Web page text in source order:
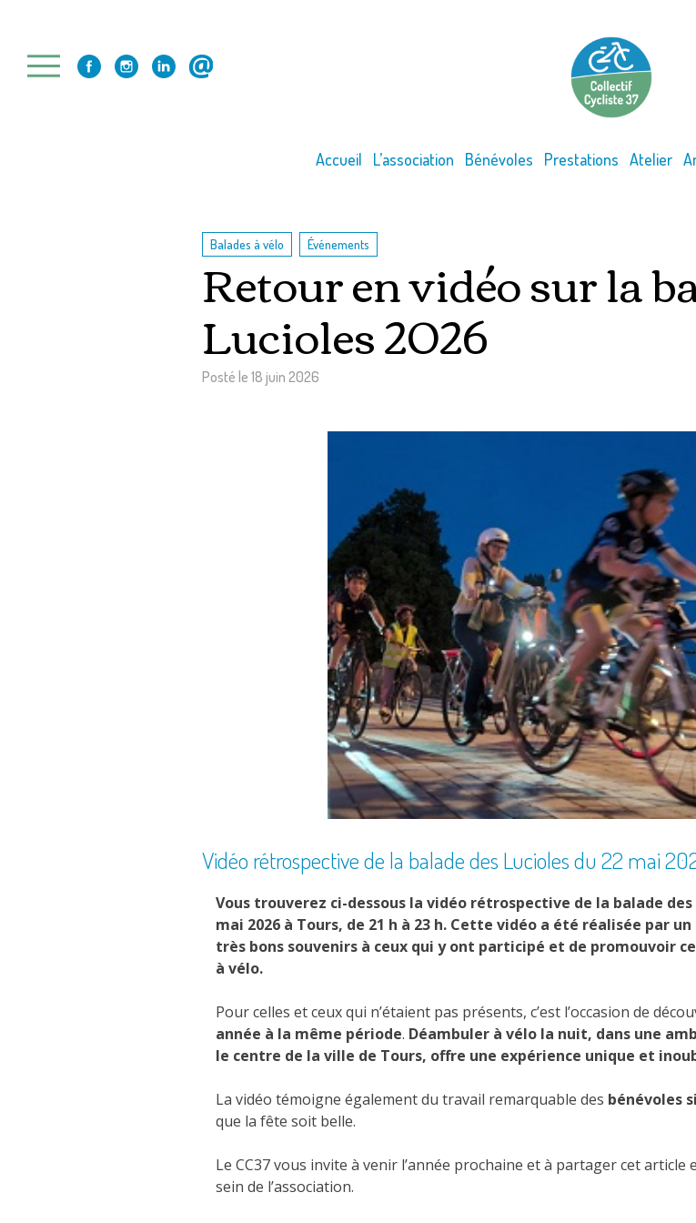
content
Accueil L’association Bénévoles Prestations Atelier
Balades à vélo Événements
Retour en vidéo sur la
Lucioles 2026
Posté le 18 juin 2026
Vidéo rétrospective de la balade des Lucioles du 22 mai
Vous trouverez ci-dessous la vidéo rétrospective de la balade
mai 2026 à Tours, de 21 h à 23 h. Cette vidéo a été réalisée par
très bons souvenirs à ceux qui y ont participé et de promouvoir
à vélo.
Pour celles et ceux qui n’étaient pas présents, c’est l’occasion de
année à la même période. Déambuler à vélo la nuit, dans une
le centre de la ville de Tours, offre une expérience unique et
La vidéo témoigne également du travail remarquable des bénévoles
que la fête soit belle.
Le CC37 vous invite à venir l’année prochaine et à partager cet
sein de l’association.